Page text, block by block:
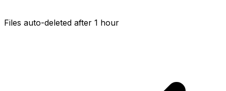
Files auto-deleted after 1 hour